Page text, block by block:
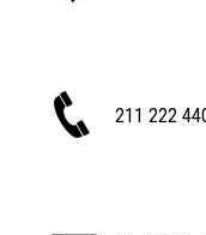
211 222